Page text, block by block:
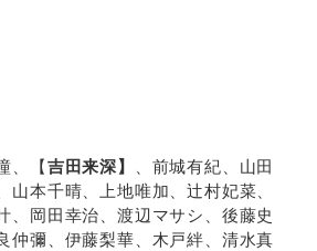
、【吉田来深】
、前城有紀、山田
山本千晴、上地唯加、辻村妃菜、
、岡田幸治、渡辺マサシ、後藤史
仲彌、伊藤梨華、木戸絆、清水真